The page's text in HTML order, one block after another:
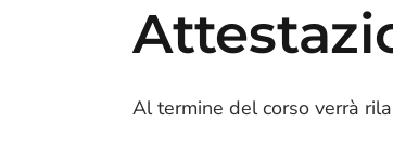
Al termine del corso verrà